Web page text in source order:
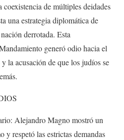
de múltiples deidades
una estrategia diplomática de
derrotada. Esta
generó odio hacia el
la acusación de que los judíos se
Alejandro Magno mostró un
y respetó las estrictas demandas